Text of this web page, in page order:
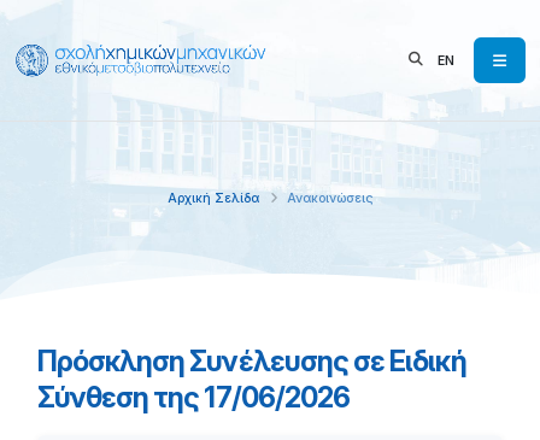
EN
Αρχική Σελίδα Ανακοινώσεις
Πρόσκληση Συνέλευσης σε Ειδική
Σύνθεση της 17/06/2026